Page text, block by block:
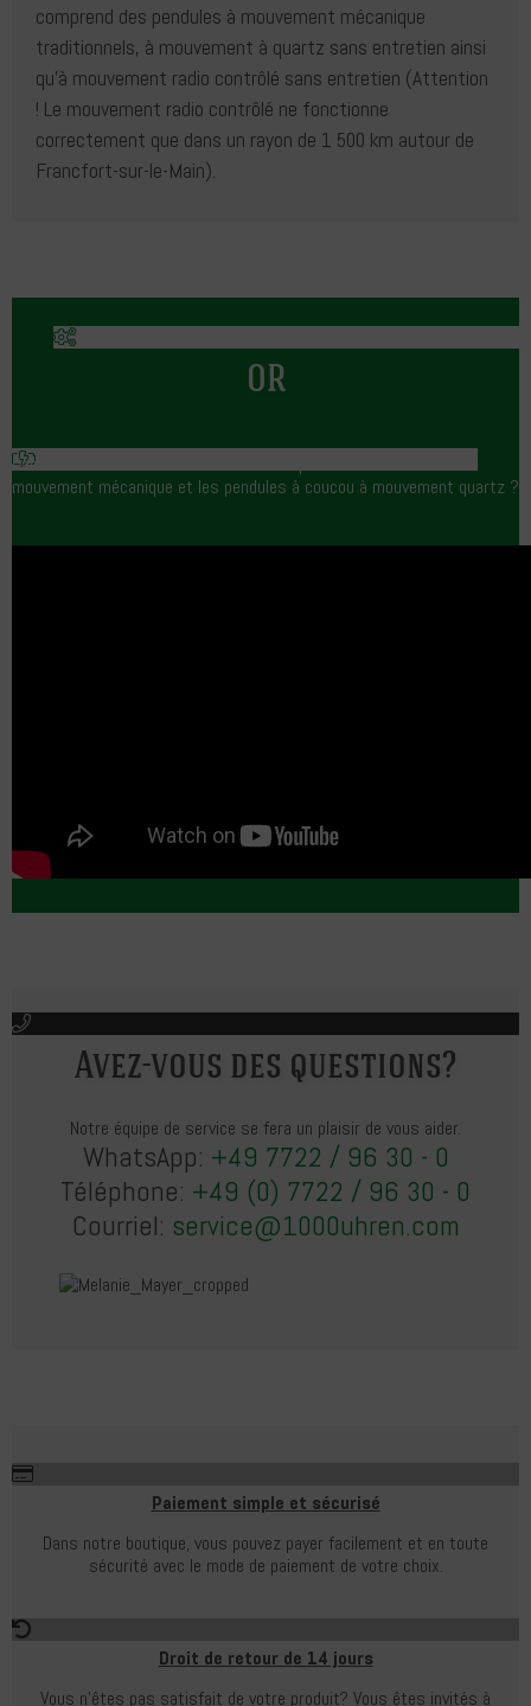
comprend des pendules à mouvement mécanique
traditionnels, à mouvement à quartz sans entretien ainsi
qu’à mouvement radio contrôlé sans entretien (Attention
! Le mouvement radio contrôlé ne fonctionne
correctement que dans un rayon de 1 500 km autour de
Francfort-sur-le-Main).
OR
Connaissez-vous la différence entre les pendules à coucou à
mouvement mécanique et les pendules à coucou à mouvement quartz ?
Avez-vous des questions?
Notre équipe de service se fera un plaisir de vous aider.
WhatsApp: +49 7722 / 96 30 - 0
Téléphone: +49 (0) 7722 / 96 30 - 0
Courriel: service@1000uhren.com
Paiement simple et sécurisé
Dans notre boutique, vous pouvez payer facilement et en toute
sécurité avec le mode de paiement de votre choix.
Droit de retour de 14 jours
Vous n'êtes pas satisfait de votre produit? Vous êtes invités à